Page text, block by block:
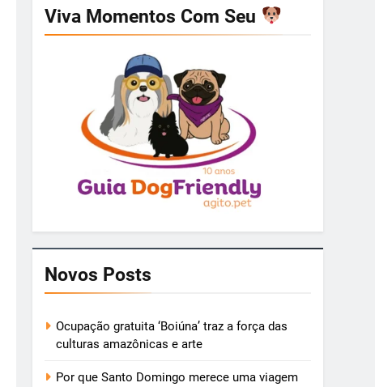
Viva Momentos Com Seu
Novos Posts
Ocupação gratuita ‘Boiúna’ traz a força das
culturas amazônicas e arte
Por que Santo Domingo merece uma viagem